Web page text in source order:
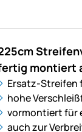
montiert
Ersatz-Streifen
hohe
vormontiert für
auch zur